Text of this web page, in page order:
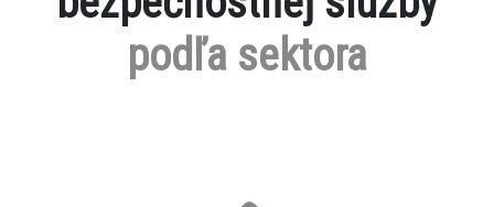
podľa sektora